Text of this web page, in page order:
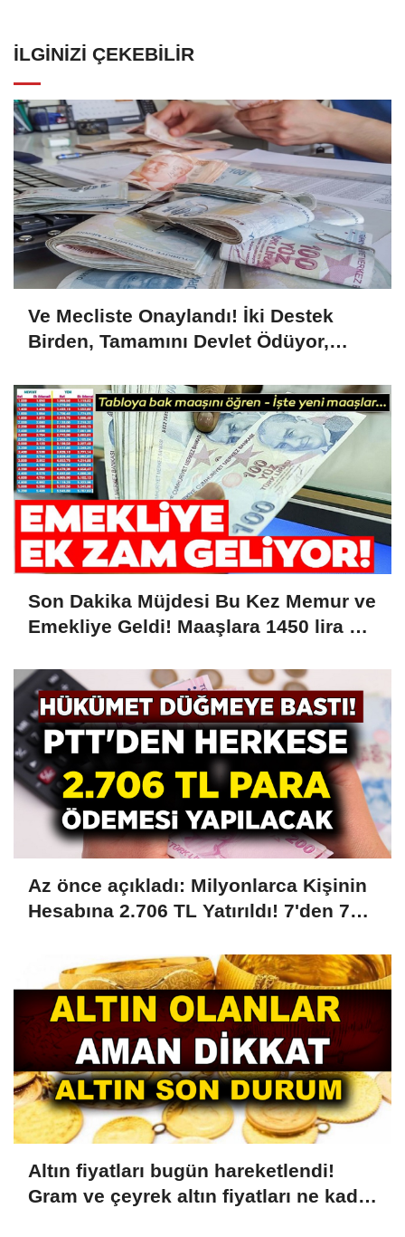
İLGINIZI ÇEKEBILIR
Ve Mecliste Onaylandı! İki Destek
Birden, Tamamını Devlet Ödüyor,
Son Dakika Müjdesi Bu Kez Memur ve
Emekliye Geldi! Maaşlara 1450 lira Ek
Az önce açıkladı: Milyonlarca Kişinin
Hesabına 2.706 TL Yatırıldı! 7'den 70'e
Yapılıyor! PTT'ye Kimliğiyle Giden
Parası Ödenecek
Altın fiyatları bugün hareketlendi!
Gram ve çeyrek altın fiyatları ne kadar